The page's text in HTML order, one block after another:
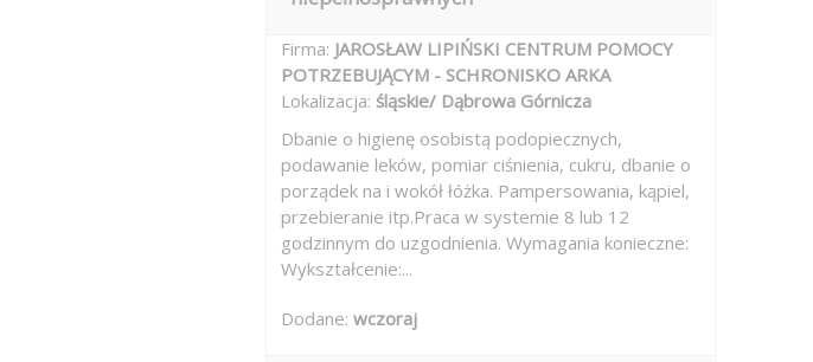
Firma: JAROSŁAW LIPIŃSKI CENTRUM POMOCY
POTRZEBUJĄCYM - SCHRONISKO ARKA
Lokalizacja: śląskie/ Dąbrowa Górnicza
Dbanie o higienę osobistą podopiecznych,
podawanie leków, pomiar ciśnienia, cukru, dbanie o
porządek na i wokół łóżka. Pampersowania, kąpiel,
przebieranie itp.Praca w systemie 8 lub 12
godzinnym do uzgodnienia. Wymagania konieczne:
Wykształcenie:...
Dodane: wczoraj